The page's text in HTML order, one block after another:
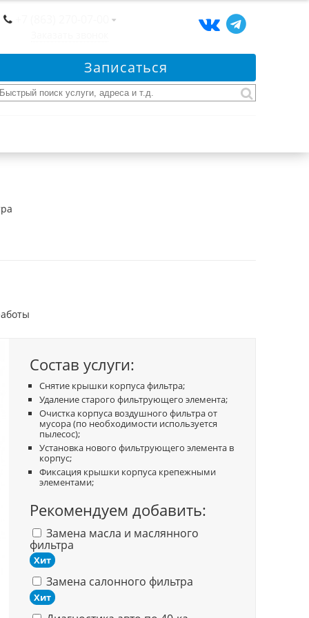
Записаться
Состав услуги:
Снятие крышки корпуса фильтра;
Удаление старого фильтрующего элемента;
Очистка корпуса воздушного фильтра от
мусора (по необходимости используется
пылесос);
Установка нового фильтрующего элемента в
корпус;
Фиксация крышки корпуса крепежными
элементами;
Рекомендуем добавить:
Замена масла и маслянного
фильтра
Хит
Замена салонного фильтра
Хит